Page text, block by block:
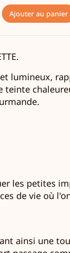
Ajouter au panier
lumineux,
teinte
les petites
de vie où
ainsi une